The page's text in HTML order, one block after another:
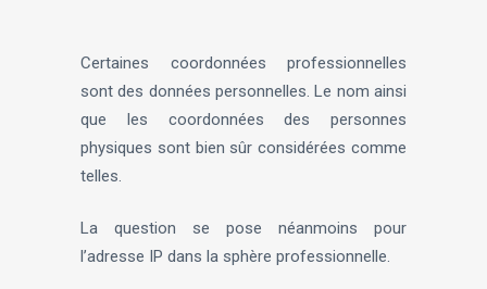
Certaines coordonnées professionnelles
sont des données personnelles. Le nom ainsi
que les coordonnées des personnes
physiques sont bien sûr considérées comme
telles.
La question se pose néanmoins pour
l’adresse IP dans la sphère professionnelle.